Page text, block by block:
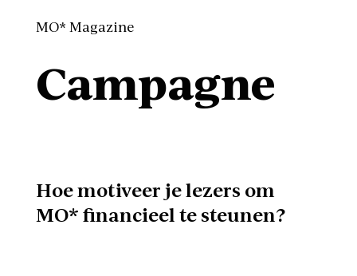
MO* Magazine
Campagne
Hoe motiveer je lezers om
MO* financieel te steunen?